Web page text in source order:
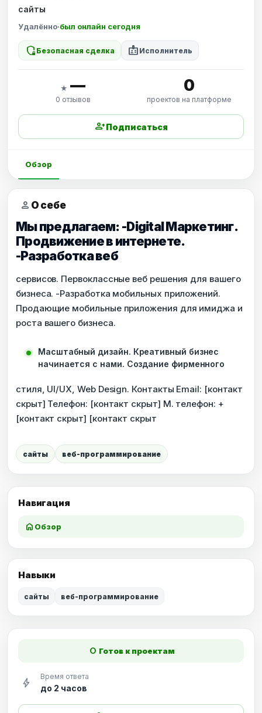
Навигация
home Обзор
Навыки
сайты веб-программирование
сайты
Удалённо·был онлайн сегодня
shield_locked Безопасная сделка badge Исполнитель
★ —
0 отзывов
0
проектов на платформе
person_addПодписаться
Обзор
person О себе
Мы предлагаем: -Digital Маркетинг.
Продвижение в интернете.
-Разработка веб
сервисов. Первоклассные веб решения для вашего
бизнеса. -Разработка мобильных приложений.
Продающие мобильные приложения для имиджа и
роста вашего бизнеса.
Масштабный дизайн. Креативный бизнес
начинается с нами. Создание фирменного
стиля, UI/UX, Web Design. Контакты Email: [контакт
скрыт] Телефон: [контакт скрыт] М. телефон: +
[контакт скрыт] [контакт скрыт
сайты веб-программирование
fiber_manual_record Готов к проектам
bolt Время ответа
до 2 часов